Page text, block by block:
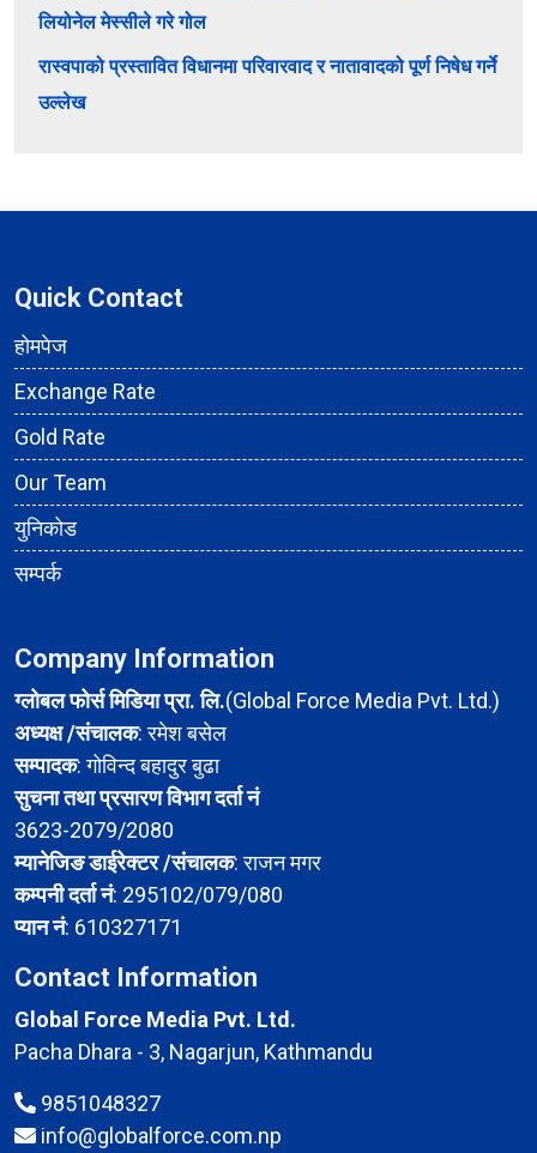
लियोनेल मेस्सीले गरे गोल
रास्वपाको प्रस्तावित विधानमा परिवारवाद र नातावादको पूर्ण निषेध गर्ने
उल्लेख
Quick Contact
होमपेज
Exchange Rate
Gold Rate
Our Team
युनिकोड
सम्पर्क
Company Information
ग्लोबल फोर्स मिडिया प्रा. लि.(Global Force Media Pvt. Ltd.)
अध्यक्ष /संचालक: रमेश बसेल
सम्पादक: गोविन्द बहादुर बुढा
सुचना तथा प्रसारण विभाग दर्ता नं
3623-2079/2080
म्यानेजिङ डाईरेक्टर /संचालक: राजन मगर
कम्पनी दर्ता नं: 295102/079/080
प्यान नं: 610327171
Contact Information
Global Force Media Pvt. Ltd.
Pacha Dhara - 3, Nagarjun, Kathmandu
9851048327
info@globalforce.com.np